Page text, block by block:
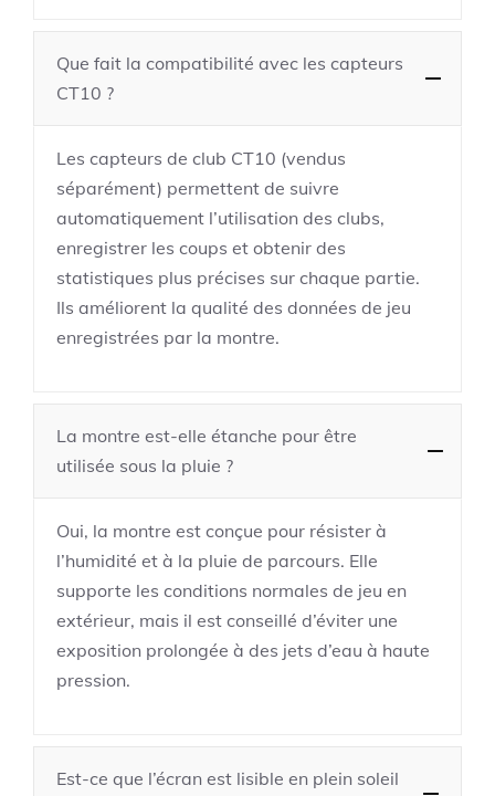
Que fait la compatibilité avec les capteurs
CT10 ?
Les capteurs de club CT10 (vendus
séparément) permettent de suivre
automatiquement l’utilisation des clubs,
enregistrer les coups et obtenir des
statistiques plus précises sur chaque partie.
Ils améliorent la qualité des données de jeu
enregistrées par la montre.
La montre est-elle étanche pour être
utilisée sous la pluie ?
Oui, la montre est conçue pour résister à
l’humidité et à la pluie de parcours. Elle
supporte les conditions normales de jeu en
extérieur, mais il est conseillé d’éviter une
exposition prolongée à des jets d’eau à haute
pression.
Est-ce que l’écran est lisible en plein soleil